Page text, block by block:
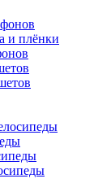
и плёнки